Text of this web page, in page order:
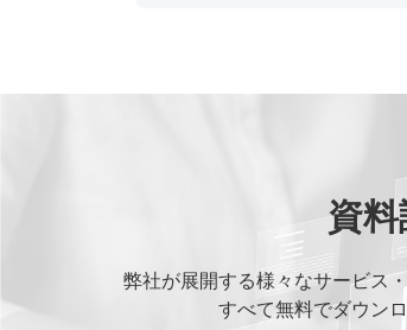
資
弊社が展開する様々なサービス
すべて無料でダウン